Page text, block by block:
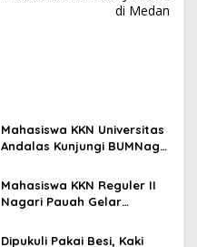
di Medan
Mahasiswa KKN Universitas
Andalas Kunjungi BUMNag
Pauah, Pelajari Upaya
Mewujudkan Ketahanan
Pangan Berkelanjutan
Mahasiswa KKN Reguler II
Nagari Pauah Gelar
Kerja Atasi Permasalahan
Dipukuli Pakai Besi, Kaki